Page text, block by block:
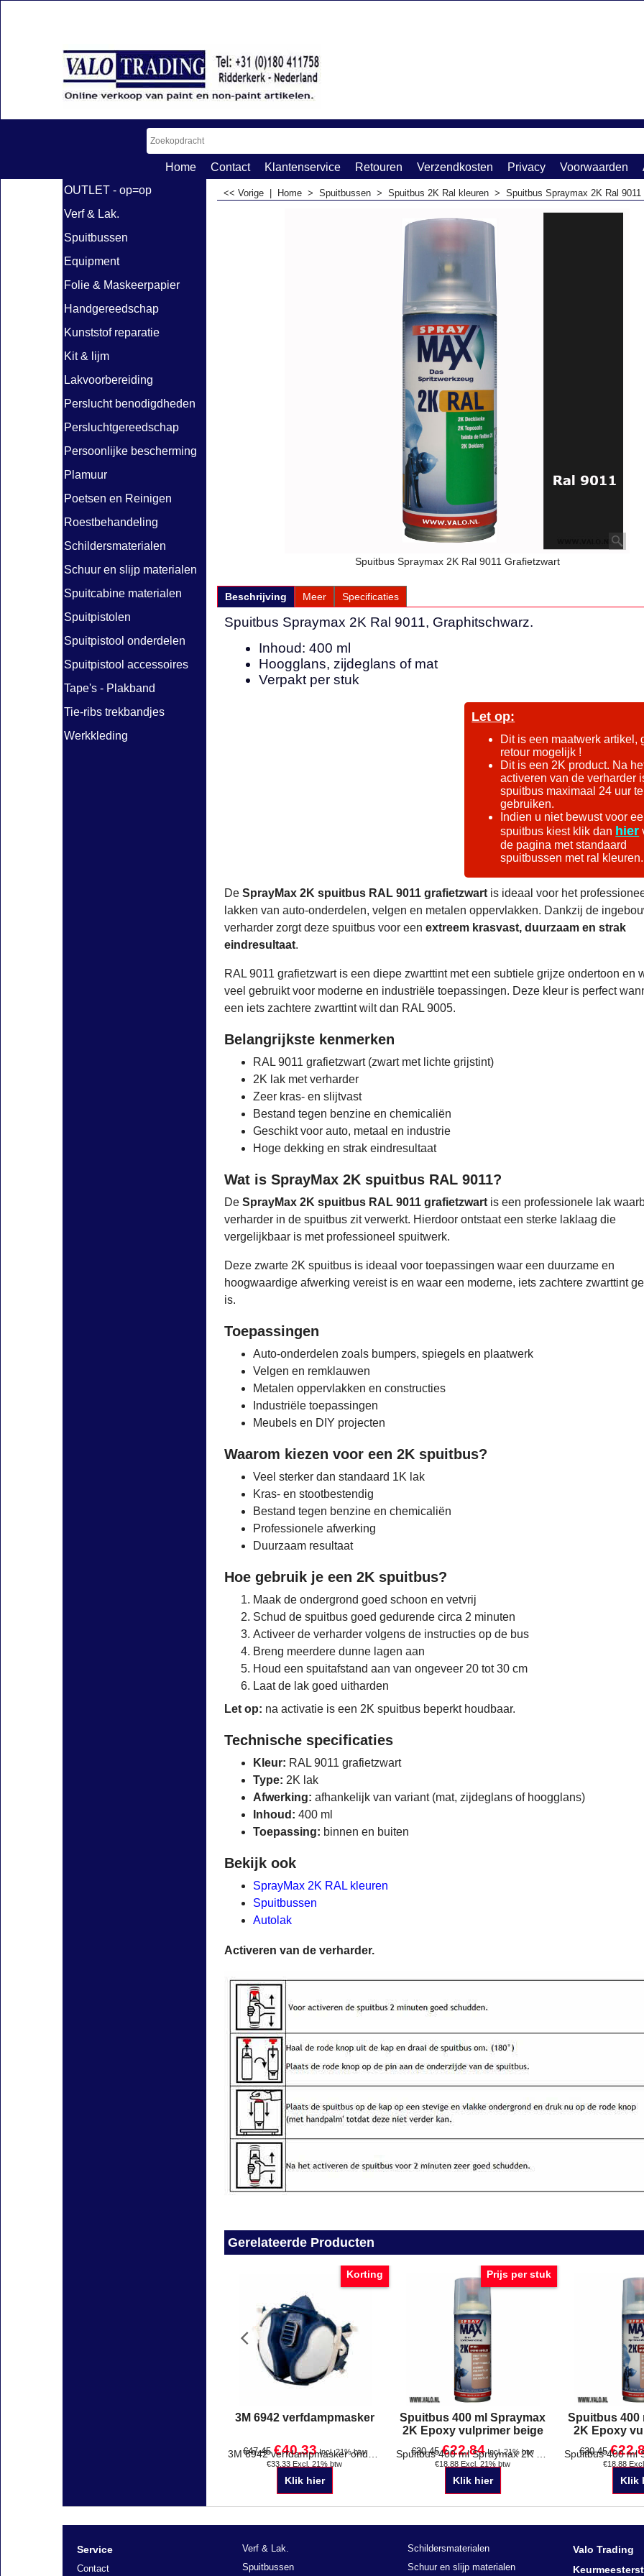
Home Contact Klantenservice Retouren Verzendkosten Privacy Voorwaarden
OUTLET - op=op
Verf & Lak.
Spuitbussen
Equipment
Folie & Maskeerpapier
Handgereedschap
Kunststof reparatie
Kit & lijm
Lakvoorbereiding
Perslucht benodigdheden
Persluchtgereedschap
Persoonlijke bescherming
Plamuur
Poetsen en Reinigen
Roestbehandeling
Schildersmaterialen
Schuur en slijp materialen
Spuitcabine materialen
Spuitpistolen
Spuitpistool onderdelen
Spuitpistool accessoires
Tape's - Plakband
Tie-ribs trekbandjes
Werkkleding
<< Vorige Home > Spuitbussen > Spuitbus 2K Ral kleuren > Spuitbus Spraymax 2K Ral
Spuitbus Spraymax 2K Ral 9011 Grafietzwart
Beschrijving Meer Specificaties
Spuitbus Spraymax 2K Ral 9011, Graphitschwarz.
Inhoud: 400 ml
Hoogglans, zijdeglans of mat
Verpakt per stuk
Let op:
Dit is een maatwerk artikel,
retour mogelijk !
Dit is een 2K product. Na
activeren van de verharder
spuitbus maximaal 24 uur te
gebruiken.
Indien u niet bewust voor
spuitbus kiest klik dan hier
de pagina met standaard
spuitbussen met ral kleuren.
De SprayMax 2K spuitbus RAL 9011 grafietzwart is ideaal voor het
lakken van auto-onderdelen, velgen en metalen oppervlakken. Dankzij de
verharder zorgt deze spuitbus voor een extreem krasvast, duurzaam en strak
eindresultaat.
RAL 9011 grafietzwart is een diepe zwarttint met een subtiele grijze ondertoon en
veel gebruikt voor moderne en industriële toepassingen. Deze kleur is perfect
een iets zachtere zwarttint wilt dan RAL 9005.
Belangrijkste kenmerken
RAL 9011 grafietzwart (zwart met lichte grijstint)
2K lak met verharder
Zeer kras- en slijtvast
Bestand tegen benzine en chemicaliën
Geschikt voor auto, metaal en industrie
Hoge dekking en strak eindresultaat
Wat is SprayMax 2K spuitbus RAL 9011?
De SprayMax 2K spuitbus RAL 9011 grafietzwart is een professionele lak
verharder in de spuitbus zit verwerkt. Hierdoor ontstaat een sterke laklaag die
vergelijkbaar is met professioneel spuitwerk.
Deze zwarte 2K spuitbus is ideaal voor toepassingen waar een duurzame en
hoogwaardige afwerking vereist is en waar een moderne, iets zachtere zwarttint
is.
Toepassingen
Auto-onderdelen zoals bumpers, spiegels en plaatwerk
Velgen en remklauwen
Metalen oppervlakken en constructies
Industriële toepassingen
Meubels en DIY projecten
Waarom kiezen voor een 2K spuitbus?
Veel sterker dan standaard 1K lak
Kras- en stootbestendig
Bestand tegen benzine en chemicaliën
Professionele afwerking
Duurzaam resultaat
Hoe gebruik je een 2K spuitbus?
Maak de ondergrond goed schoon en vetvrij
Schud de spuitbus goed gedurende circa 2 minuten
Activeer de verharder volgens de instructies op de bus
Breng meerdere dunne lagen aan
Houd een spuitafstand aan van ongeveer 20 tot 30 cm
Laat de lak goed uitharden
Let op: na activatie is een 2K spuitbus beperkt houdbaar.
Technische specificaties
Kleur: RAL 9011 grafietzwart
Type: 2K lak
Afwerking: afhankelijk van variant (mat, zijdeglans of hoogglans)
Inhoud: 400 ml
Toepassing: binnen en buiten
Bekijk ook
SprayMax 2K RAL kleuren
Spuitbussen
Autolak
Activeren van de verharder.
Gerelateerde Producten
Korting
3M 6942 verfdampmasker
€47.45 €40.33 Incl. 21% btw
€33.33 Excl. 21% btw
Klik hier
Prijs per stuk
Spuitbus 400 ml Spraymax
2K Epoxy vulprimer beige
€30.45 €22.84 Incl. 21% btw
€18.88 Excl. 21% btw
Klik hier
Spuitbus 400
2K Epoxy
€30.45 €
€18.88
Klik
Service
Contact
Verf & Lak.
Spuitbussen
Schildersmaterialen
Schuur en slijp materialen
Valo Trading